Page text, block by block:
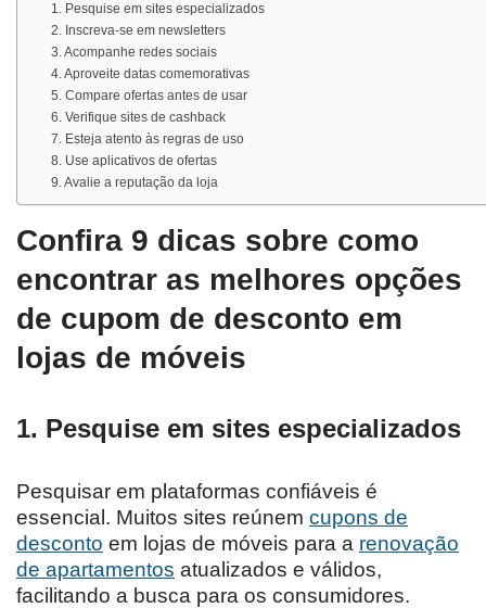
1. Pesquise em sites especializados
2. Inscreva-se em newsletters
3. Acompanhe redes sociais
4. Aproveite datas comemorativas
5. Compare ofertas antes de usar
6. Verifique sites de cashback
7. Esteja atento às regras de uso
8. Use aplicativos de ofertas
9. Avalie a reputação da loja
Confira 9 dicas sobre como
encontrar as melhores opções
de cupom de desconto em
lojas de móveis
1. Pesquise em sites especializados
Pesquisar em plataformas confiáveis é
essencial. Muitos sites reúnem cupons de
desconto em lojas de móveis para a renovação
de apartamentos atualizados e válidos,
facilitando a busca para os consumidores.